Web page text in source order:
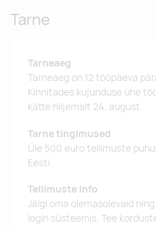
Tarne
Tarneaeg
Tarneaeg on 12 tööpäeva
Kinnitades kujunduse ühe
kätte hiljemalt 24. august.
Tarne tingimused
Üle 500 euro tellimuste
Eesti.
Tellimuste info
Jälgi oma olemasolevaid
login süsteemis. Tee